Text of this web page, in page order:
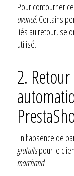
Pour contourner
avancé. Certains
liés au retour,
utilisé.
2.
En l’absence de
gratuitspour le
marchand.